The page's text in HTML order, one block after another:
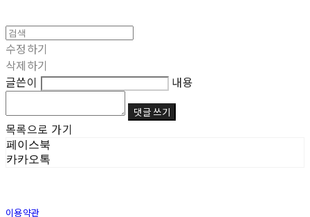
수정하기
삭제하기
글쓴이
내용
댓글 쓰기
목록으로 가기
페이스북
카카오톡
이용약관